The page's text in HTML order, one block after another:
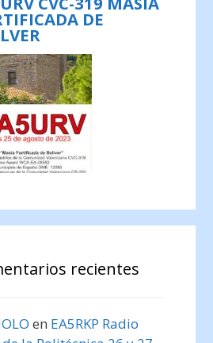
DE
recientes
en EA5RKP Radio